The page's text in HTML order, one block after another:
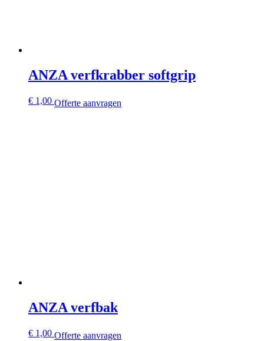
ANZA verfkrabber softgrip
€ 1,00 Offerte aanvragen
ANZA verfbak
€ 1,00 Offerte aanvragen